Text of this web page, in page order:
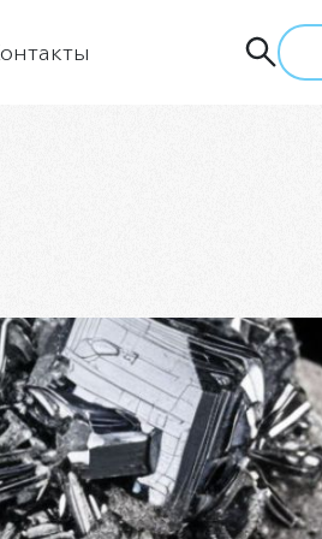
и семинары
политика
информации
линия АЛРОСА